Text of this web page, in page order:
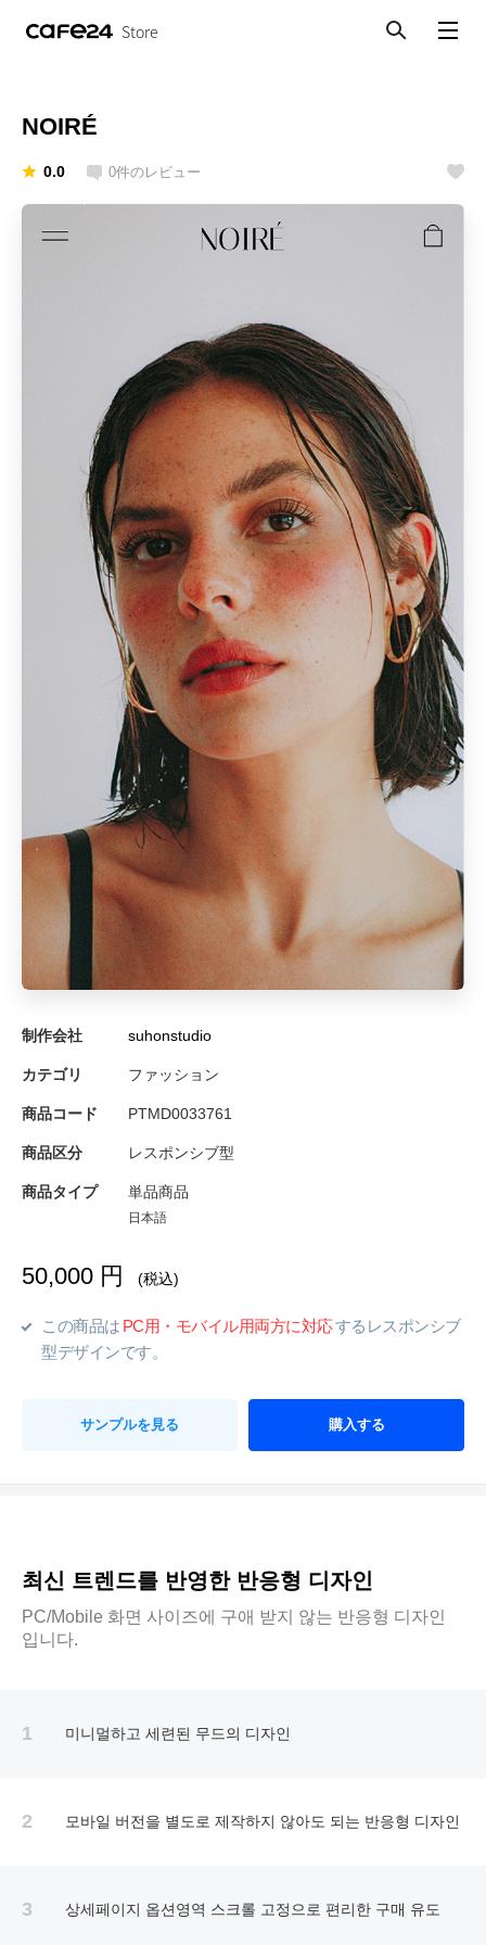
Store
NOIRÉ
0.0 0件のレビュー
制作会社 suhonstudio
カテゴリ ファッション
商品コード PTMD0033761
商品区分 レスポンシブ型
商品タイプ 単品商品
日本語
50,000 円 (税込)
この商品は PC用・モバイル用両方に対応するレスポンシブ
型デザインです。
サンプルを見る 購入する
최신 트렌드를 반영한 반응형 디자인
PC/Mobile 화면 사이즈에 구애 받지 않는 반응형 디자인
입니다.
1 미니멀하고 세련된 무드의 디자인
2 모바일 버전을 별도로 제작하지 않아도 되는 반응형 디자인
3 상세페이지 옵션영역 스크롤 고정으로 편리한 구매 유도